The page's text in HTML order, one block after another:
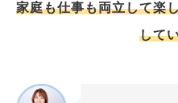
家庭も仕事も両立して楽
して